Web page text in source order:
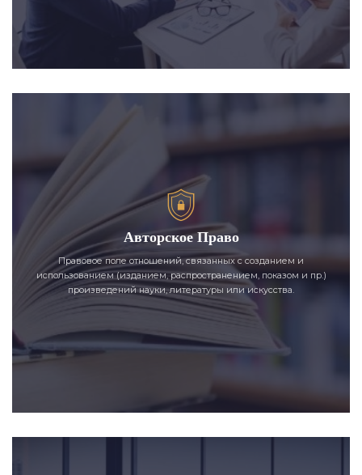
Авторское Право
Правовое поле отношений, связанных с созданием и
использованием (изданием, распространением, показом и пр.)
произведений науки, литературы или искусства.